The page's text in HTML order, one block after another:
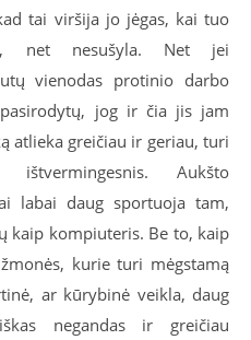
tai viršija jo jėgas, kai tuo
net nesušyla. Net jei
vienodas protinio darbo
jog ir čia jis jam
atlieka greičiau ir geriau, turi
Aukšto
labai daug sportuoja tam,
kaip kompiuteris. Be to, kaip
kurie turi mėgstamą
ar kūrybinė veikla, daug
negandas ir greičiau